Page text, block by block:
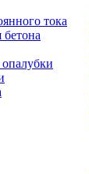
тока